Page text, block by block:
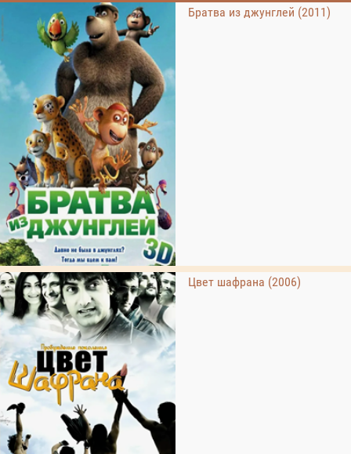
Братва из джунглей (2011)
Цвет шафрана (2006)